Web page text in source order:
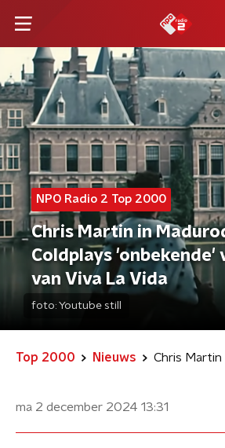
NPO Radio 2 Top 2000
Chris Martin in
Coldplays 'onbekende'
van Viva La Vida
foto: Youtube still
Top 2000 Nieuws
ma 2 december 2024 13:31